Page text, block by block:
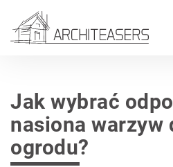
Jak wybrać
nasiona warzyw
ogrodu?